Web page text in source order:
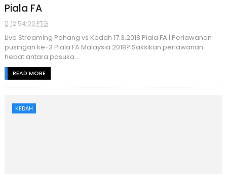
Piala FA
12:54:00 PTG
Live Streaming Pahang vs Kedah 17.3.2018 Piala FA | Perlawanan
pusingan ke-3 Piala FA Malaysia 2018? Saksikan perlawanan
hebat antara pasuka...
READ MORE
KEDAH